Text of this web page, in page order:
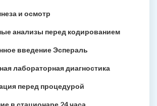
и осмотр
анализы перед кодированием
введение Эспераль
лабораторная диагностика
перед процедурой
в стационаре 24 часа